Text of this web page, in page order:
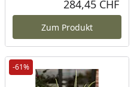
284,45 CHF
Zum Produkt
-61%